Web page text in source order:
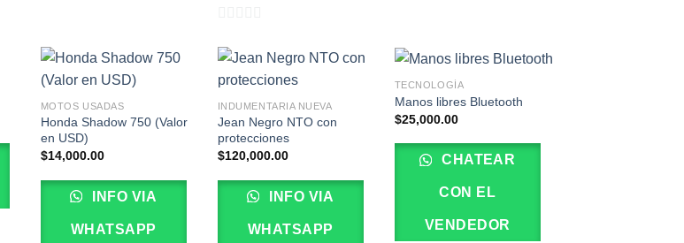
de
5
MOTOS USADAS
Honda Shadow 750 (Valor
en USD)
$14,000.00
INFO VIA
WHATSAPP
INDUMENTARIA NUEVA
Jean Negro NTO con
protecciones
$120,000.00
INFO VIA
WHATSAPP
TECNOLOGÍA
Manos libres Bluetooth
$25,000.00
CHATEAR
CON EL
VENDEDOR